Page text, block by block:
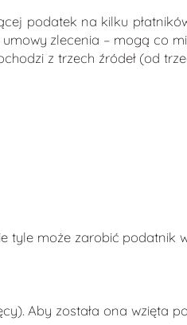
podatek na kilku
zlecenia – mogą co
z trzech źródeł (od
tyle może zarobić podatnik
Aby została ona wzięta